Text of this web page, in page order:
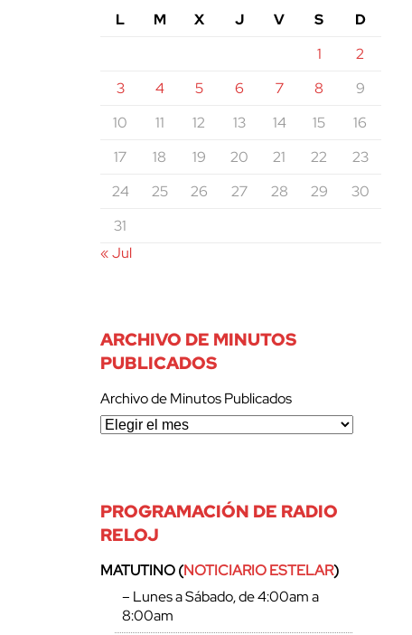
L
M X J V S
D
1
2
3
4 5 6 7 8
9
10
11 12 13 14 15
16
17
18 19 20 21 22
23
24
25 26 27 28 29
30
31
« Jul
ARCHIVO DE MINUTOS
PUBLICADOS
Archivo de Minutos Publicados
PROGRAMACIÓN DE RADIO
RELOJ
MATUTINO (NOTICIARIO ESTELAR)
– Lunes a Sábado, de 4:00am a
8:00am